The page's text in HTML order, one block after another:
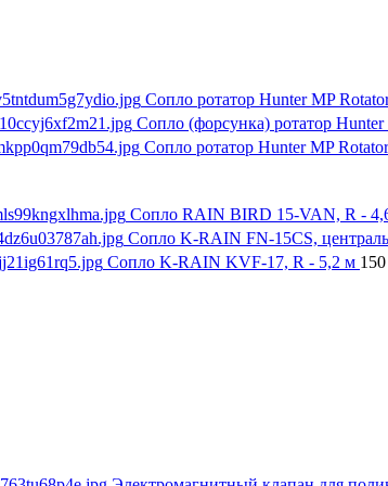
Сопло ротатор Hunter MP
Сопло (форсунка) ротатор
Сопло ротатор Hunter MP
Сопло RAIN BIRD 15-VAN, R -
Сопло K-RAIN FN-15CS,
Сопло K-RAIN KVF-17, R - 5,2 м 150